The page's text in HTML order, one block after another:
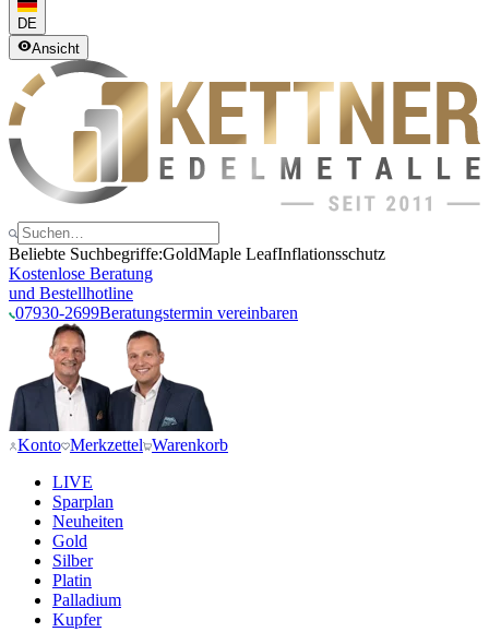
DE
Ansicht
Beliebte Suchbegriffe:GoldMaple LeafInflationsschutz
Kostenlose Beratung
und Bestellhotline
07930-2699Beratungstermin vereinbaren
Konto Merkzettel Warenkorb
LIVE
Sparplan
Neuheiten
Gold
Silber
Platin
Palladium
Kupfer